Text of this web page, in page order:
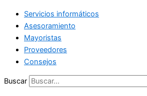
Servicios informáticos
Asesoramiento
Mayoristas
Proveedores
Consejos
Buscar